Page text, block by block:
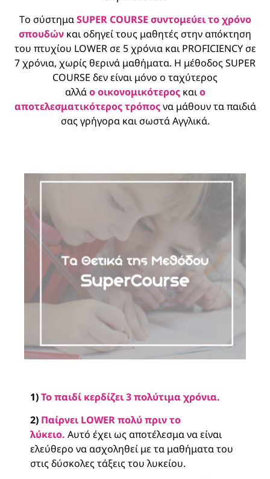
Tο σύστημαSUPER CΟURSE συντομεύει το χρόνο
σπουδών και οδηγεί τους μαθητές στην απόκτηση
του πτυχίου LOWER σε 5 χρόνια και PROFICIENCY σε
7 χρόνια, χωρίς θερινά μαθήματα. Η μέθοδος SUPER
CΟURSE δεν είναι μόνο ο ταχύτερος
αλλάο οικονομικότεροςκαιο
αποτελεσματικότερος τρόποςνα μάθουν τα παιδιά
σας γρήγορα και σωστά Αγγλικά.
1)Το παιδί κερδίζει 3 πολύτιμα χρόνια.
2) Παίρνει LOWER πολύ πριν το
λύκειο. Αυτό έχει ως αποτέλεσμα να είναι
ελεύθερο να ασχοληθεί με τα μαθήματα του
στις δύσκολες τάξεις του λυκείου.